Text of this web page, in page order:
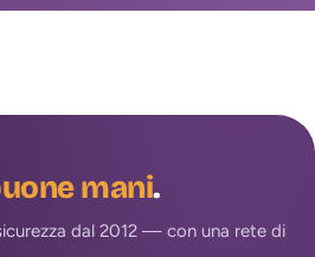
mani.
dal 2012 — con una rete di